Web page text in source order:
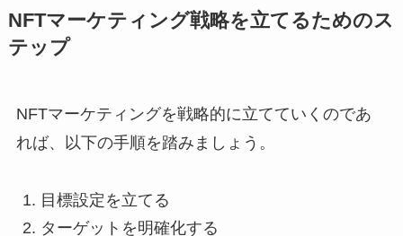
NFTマーケティング戦略を立てるためのス
テップ
NFTマーケティングを戦略的に立てていくのであ
れば、以下の手順を踏みましょう。
目標設定を立てる
ターゲットを明確化する